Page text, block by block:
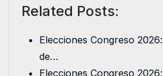
c
b
o
i
e
a
n
d
A
n
Related Posts:
Elecciones Congreso
de…
Elecciones Congreso